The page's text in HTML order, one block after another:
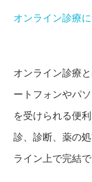
オンライン診療
オンライン診療
ートフォンやパ
を受けられる便
診、診断、薬の
ライン上で完結で